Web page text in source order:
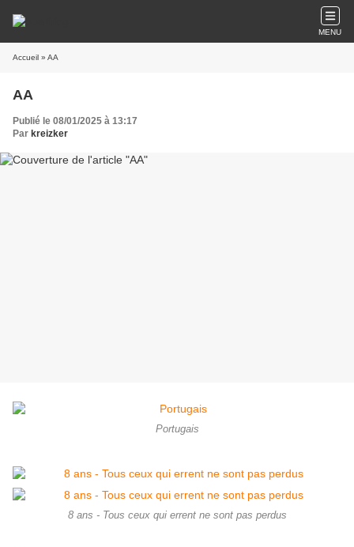
MENU
Accueil » AA
AA
Publié le 08/01/2025 à 13:17
Par kreizker
Portugais
8 ans - Tous ceux qui errent ne sont pas perdus